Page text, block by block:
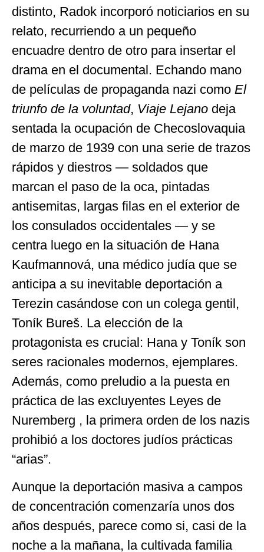
distinto, Radok incorporó noticiarios en su
relato, recurriendo a un pequeño
encuadre dentro de otro para insertar el
drama en el documental. Echando mano
de películas de propaganda nazi como El
triunfo de la voluntad, Viaje Lejano deja
sentada la ocupación de Checoslovaquia
de marzo de 1939 con una serie de trazos
rápidos y diestros — soldados que
marcan el paso de la oca, pintadas
antisemitas, largas filas en el exterior de
los consulados occidentales — y se
centra luego en la situación de Hana
Kaufmannová, una médico judía que se
anticipa a su inevitable deportación a
Terezin casándose con un colega gentil,
Toník Bureš. La elección de la
protagonista es crucial: Hana y Toník son
seres racionales modernos, ejemplares.
Además, como preludio a la puesta en
práctica de las excluyentes Leyes de
Nuremberg , la primera orden de los nazis
prohibió a los doctores judíos prácticas
“arias”.
Aunque la deportación masiva a campos
de concentración comenzaría unos dos
años después, parece como si, casi de la
noche a la mañana, la cultivada familia